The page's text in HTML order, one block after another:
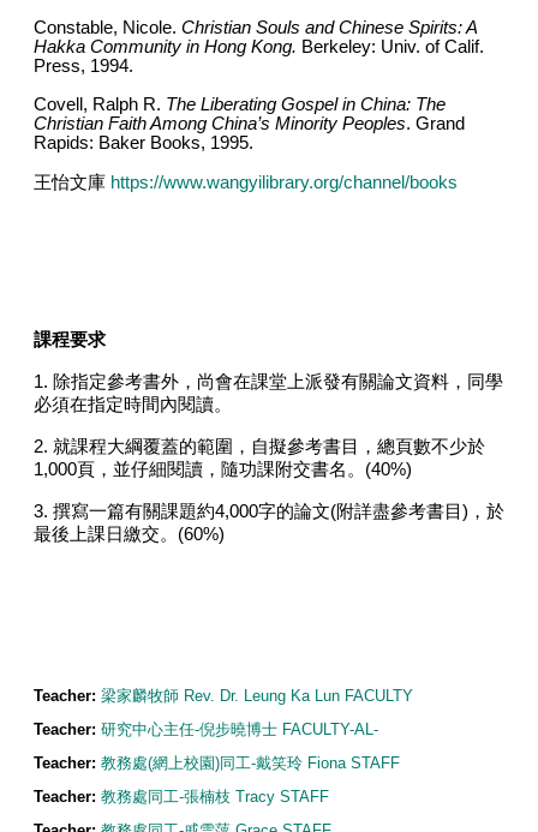
Constable, Nicole. Christian Souls and Chinese Spirits: A
Hakka Community in Hong Kong. Berkeley: Univ. of Calif.
Press, 1994.
Covell, Ralph R. The Liberating Gospel in China: The
Christian Faith Among China’s Minority Peoples. Grand
Rapids: Baker Books, 1995.
王怡文庫 https://www.wangyilibrary.org/channel/books
課程要求
1. 除指定參考書外，尚會在課堂上派發有關論文資料，同學
必須在指定時間內閱讀。
2. 就課程大綱覆蓋的範圍，自擬參考書目，總頁數不少於
1,000頁，並仔細閱讀，隨功課附交書名。 (40%)
3. 撰寫一篇有關課題約4,000字的論文(附詳盡參考書目 ) ，於
最後上課日繳交。 (60%)
Teacher: 梁家麟牧師 Rev. Dr. Leung Ka Lun FACULTY
Teacher: 研究中心主任-倪步曉博士 FACULTY-AL-
Teacher: 教務處(網上校園)同工-戴笑玲 Fiona STAFF
Teacher: 教務處同工-張楠枝 Tracy STAFF